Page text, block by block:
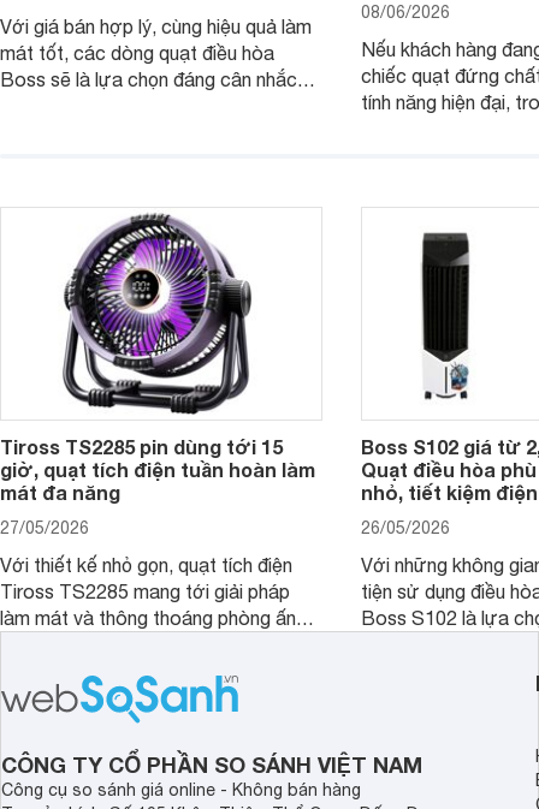
Với giá bán hợp lý, cùng hiệu quả làm
mát tốt, các dòng quạt điều hòa
Boss sẽ là lựa chọn đáng cân nhắc
08/06/2026
Nếu khách hàng
chiếc quạt đứng
tính năng hiện đại,
Tiross TS2285 pin dùng tới 15
giờ, quạt tích điện tuần hoàn làm
mát đa năng
27/05/2026
Với thiết kế nhỏ gọn, quạt tích điện
Tiross TS2285 mang tới giải pháp
làm mát và thông thoáng phòng ấn
khách hàng.
Boss S102 giá từ
Quạt điều hòa
nhỏ, tiết kiệm điện
26/05/2026
Với những không
tiện sử dụng điều
Boss S102 là lựa
đặc biệt khi kết hợp
CÔNG TY CỔ PHẦN SO SÁNH VIỆT NAM
Công cụ so sánh giá online - Không bán hàng